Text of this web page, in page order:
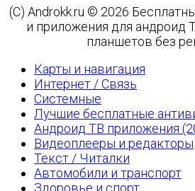
(C) Androkk.ru © 2026
и приложения для андроид
планшетов без
Карты и навигация
Интернет / Связь
Системные
Лучшие бесплатные
Андроид ТВ приложения
Видеоплееры и редакторы
Текст / Читалки
Автомобили и транспорт
Здоровье и спорт